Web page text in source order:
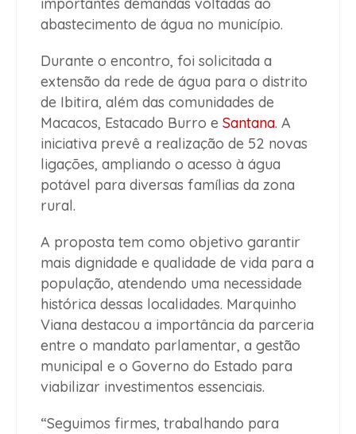
importantes demandas voltadas ao
abastecimento de água no município.
Durante o encontro, foi solicitada a
extensão da rede de água para o distrito
de Ibitira, além das comunidades de
Macacos, Estacado Burro e Santana. A
iniciativa prevê a realização de 52 novas
ligações, ampliando o acesso à água
potável para diversas famílias da zona
rural.
A proposta tem como objetivo garantir
mais dignidade e qualidade de vida para a
população, atendendo uma necessidade
histórica dessas localidades. Marquinho
Viana destacou a importância da parceria
entre o mandato parlamentar, a gestão
municipal e o Governo do Estado para
viabilizar investimentos essenciais.
“Seguimos firmes, trabalhando para